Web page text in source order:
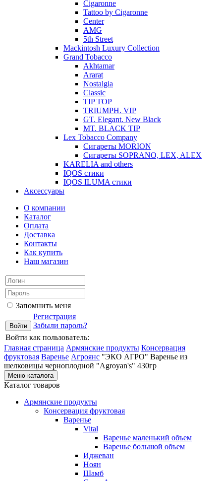
Сigaronne
Tattoo by Cigaronne
Center
AMG
5th Street
Mackintosh Luxury Collection
Grand Tobacco
Akhtamar
Ararat
Nostalgia
Classic
TIP TOP
TRIUMPH. VIP
GT. Elegant. New Black
MT. BLACK TIP
Lex Tobacco Company
Сигареты MORION
Сигареты SOPRANO, LEX, ALEX
KARELIA and others
IQOS стики
IQOS ILUMA стики
Аксессуары
О компании
Каталог
Оплата
Доставка
Контакты
Как купить
Наш магазин
Запомнить меня
Регистрация
Забыли пароль?
Войти как пользователь:
Главная страница Армянские продукты Консервация
фруктовая Варенье Агроянс "ЭКО АГРО" Варенье из
шелковицы черноплодной "Agroyan's" 430гр
Меню каталога
Каталог товаров
Армянские продукты
Консервация фруктовая
Варенье
Vital
Варенье маленький объем
Варенье большой объем
Иджеван
Ноян
Шамб